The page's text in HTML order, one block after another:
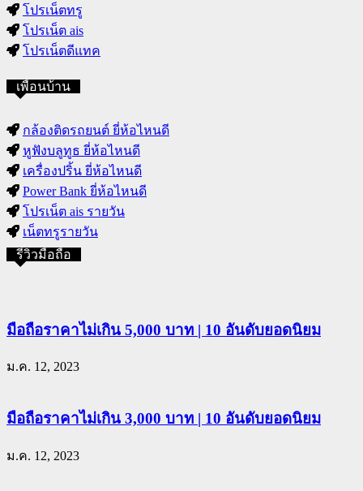
โปรเน็ตทรู
โปรเน็ต ais
โปรเน็ตดีแทค
เพื่อนบ้าน
กล้องติดรถยนต์ ยี่ห้อไหนดี
หูฟังบลูทูธ ยี่ห้อไหนดี
เครื่องปริ้น ยี่ห้อไหนดี
Power Bank ยี่ห้อไหนดี
โปรเน็ต ais รายวัน
เน็ตทรูรายวัน
รีวิวมือถือ
มือถือราคาไม่เกิน 5,000 บาท | 10 อันดับยอดนิยม
ม.ค. 12, 2023
มือถือราคาไม่เกิน 3,000 บาท | 10 อันดับยอดนิยม
ม.ค. 12, 2023